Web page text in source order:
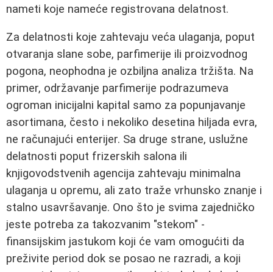
nameti koje nameće registrovana delatnost.
Za delatnosti koje zahtevaju veća ulaganja, poput
otvaranja slane sobe, parfimerije ili proizvodnog
pogona, neophodna je ozbiljna analiza tržišta. Na
primer, održavanje parfimerije podrazumeva
ogroman inicijalni kapital samo za popunjavanje
asortimana, često i nekoliko desetina hiljada evra,
ne računajući enterijer. Sa druge strane, uslužne
delatnosti poput frizerskih salona ili
knjigovodstvenih agencija zahtevaju minimalna
ulaganja u opremu, ali zato traže vrhunsko znanje i
stalno usavršavanje. Ono što je svima zajedničko
jeste potreba za takozvanim "stekom" -
finansijskim jastukom koji će vam omogućiti da
preživite period dok se posao ne razradi, a koji